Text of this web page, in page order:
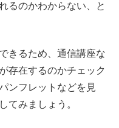
るのかわからない、と
きるため、通信講座な
存在するのかチェック
ンフレットなどを見
てみましょう。